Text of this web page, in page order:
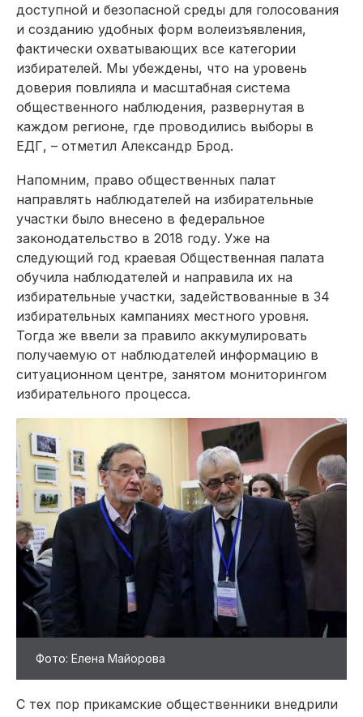
доступной и безопасной среды для голосования
и созданию удобных форм волеизъявления,
фактически охватывающих все категории
избирателей. Мы убеждены, что на уровень
доверия повлияла и масштабная система
общественного наблюдения, развернутая в
каждом регионе, где проводились выборы в
ЕДГ, – отметил Александр Брод.
Напомним, право общественных палат
направлять наблюдателей на избирательные
участки было внесено в федеральное
законодательство в 2018 году. Уже на
следующий год краевая Общественная палата
обучила наблюдателей и направила их на
избирательные участки, задействованные в 34
избирательных кампаниях местного уровня.
Тогда же ввели за правило аккумулировать
получаемую от наблюдателей информацию в
ситуационном центре, занятом мониторингом
избирательного процесса.
Фото: Елена Майорова
С тех пор прикамские общественники внедрили